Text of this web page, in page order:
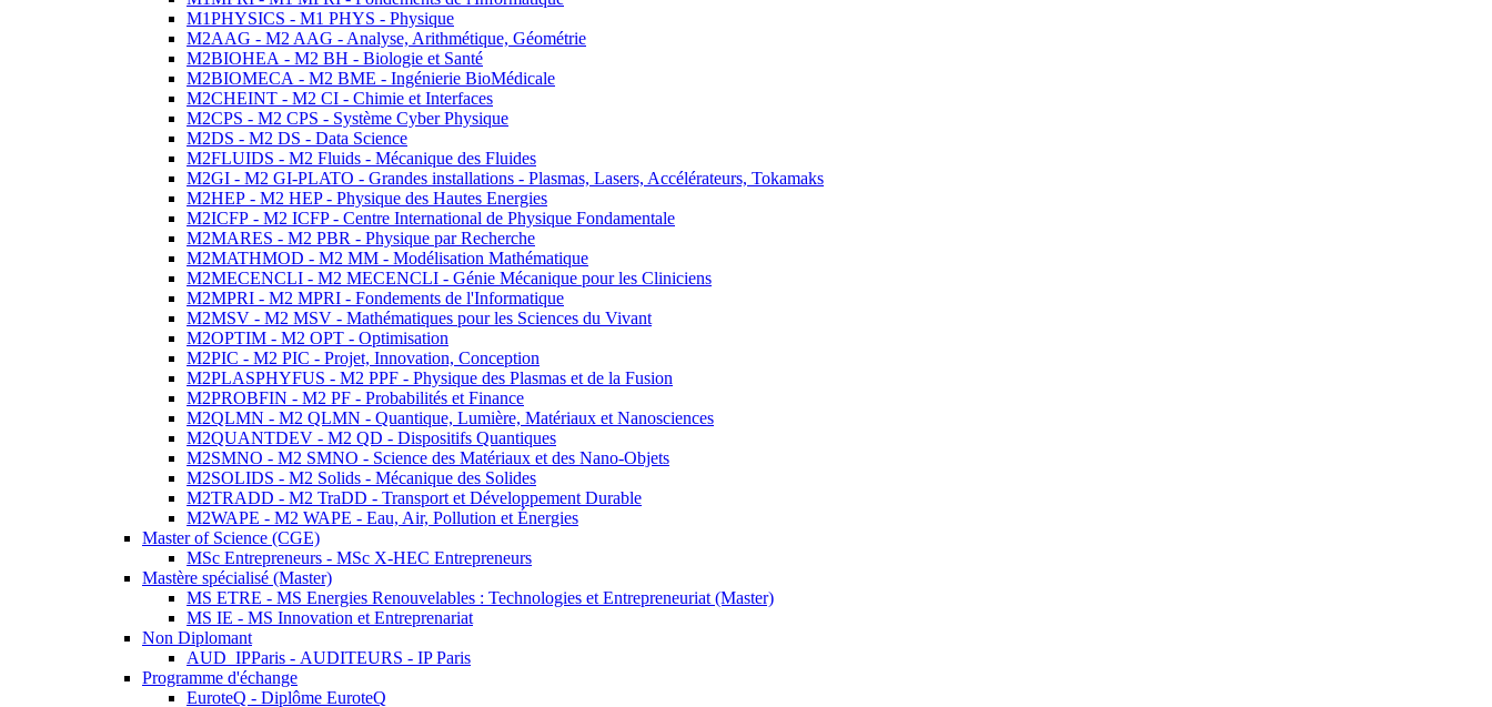
M1PHYSICS - M1 PHYS - Physique
M2AAG - M2 AAG - Analyse, Arithmétique, Géométrie
M2BIOHEA - M2 BH - Biologie et Santé
M2BIOMECA - M2 BME - Ingénierie BioMédicale
M2CHEINT - M2 CI - Chimie et Interfaces
M2CPS - M2 CPS - Système Cyber Physique
M2DS - M2 DS - Data Science
M2FLUIDS - M2 Fluids - Mécanique des Fluides
M2GI - M2 GI-PLATO - Grandes installations - Plasmas, Lasers, Accélérateurs, Tokamaks
M2HEP - M2 HEP - Physique des Hautes Energies
M2ICFP - M2 ICFP - Centre International de Physique Fondamentale
M2MARES - M2 PBR - Physique par Recherche
M2MATHMOD - M2 MM - Modélisation Mathématique
M2MECENCLI - M2 MECENCLI - Génie Mécanique pour les Cliniciens
M2MPRI - M2 MPRI - Fondements de l'Informatique
M2MSV - M2 MSV - Mathématiques pour les Sciences du Vivant
M2OPTIM - M2 OPT - Optimisation
M2PIC - M2 PIC - Projet, Innovation, Conception
M2PLASPHYFUS - M2 PPF - Physique des Plasmas et de la Fusion
M2PROBFIN - M2 PF - Probabilités et Finance
M2QLMN - M2 QLMN - Quantique, Lumière, Matériaux et Nanosciences
M2QUANTDEV - M2 QD - Dispositifs Quantiques
M2SMNO - M2 SMNO - Science des Matériaux et des Nano-Objets
M2SOLIDS - M2 Solids - Mécanique des Solides
M2TRADD - M2 TraDD - Transport et Développement Durable
M2WAPE - M2 WAPE - Eau, Air, Pollution et Énergies
Master of Science (CGE)
MSc Entrepreneurs - MSc X-HEC Entrepreneurs
Mastère spécialisé (Master)
MS ETRE - MS Energies Renouvelables : Technologies et Entrepreneuriat (Master)
MS IE - MS Innovation et Entreprenariat
Non Diplomant
AUD_IPParis - AUDITEURS - IP Paris
Programme d'échange
EuroteQ - Diplôme EuroteQ